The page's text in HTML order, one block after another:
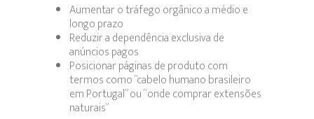
Aumentar o tráfego orgânico a médio e
longo prazo
Reduzir a dependência exclusiva de
anúncios pagos
Posicionar páginas de produto com
termos como “cabelo humano brasileiro
em Portugal” ou “onde comprar extensões
naturais”